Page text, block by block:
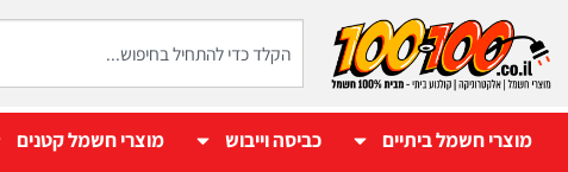
מוצרי חשמל ביתיים כביסה וייבוש מוצרי חשמל קטנים